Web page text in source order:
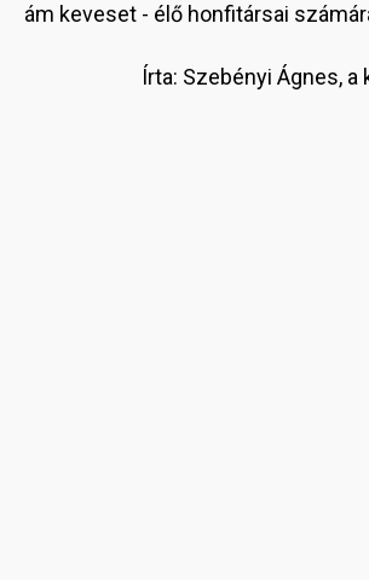
ám keveset - élő honfitársai
Írta: Szebényi Ágnes, a